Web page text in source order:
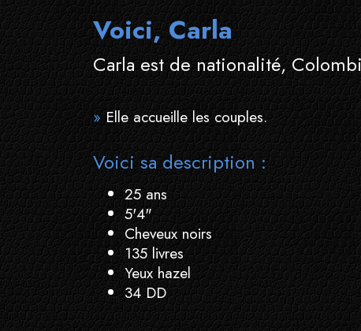
Voici, Carla
Carla est de nationalité,
»Elle accueille les couples.
Voici sa description :
25 ans
5'4"
Cheveux noirs
135 livres
Yeux hazel
34 DD